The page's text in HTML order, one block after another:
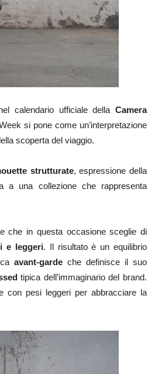
calendario ufficiale dellaCamera
si pone come un’interpretazione
scoperta del viaggio.
strutturate, espressione della
a una collezione che rappresenta
che in questa occasione sceglie di
e leggeri. Il risultato è un equilibrio
avant-garde che definisce il suo
tipica dell’immaginario del brand.
con pesi leggeri per abbracciare la